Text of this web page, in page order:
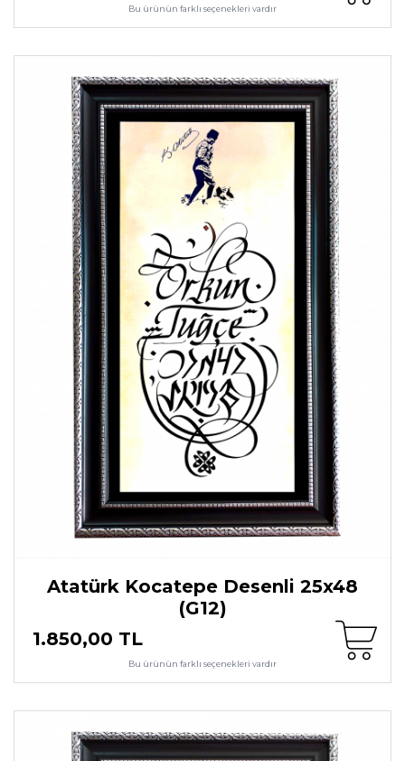
Bu ürünün farklı seçenekleri vardır
Atatürk Kocatepe Desenli 25x48
(G12)
1.850,00 TL
Bu ürünün farklı seçenekleri vardır